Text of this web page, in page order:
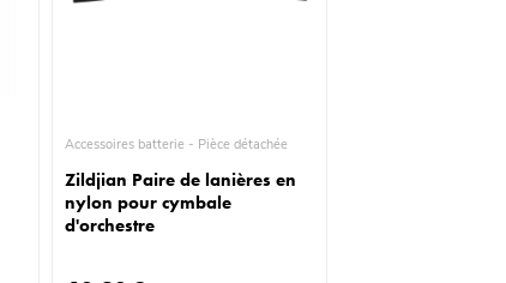
Accessoires batterie - Pièce détachée
Zildjian Paire de lanières en
nylon pour cymbale
d'orchestre